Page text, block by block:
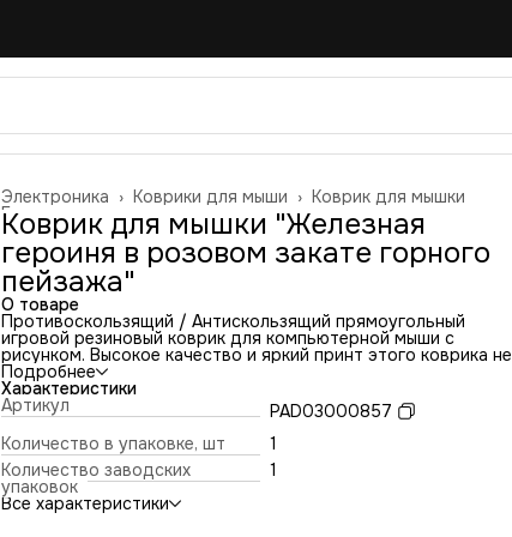
Коврик для мышки
Коврики для мыши ›
Электроника ›
Главная
Коврик для мышки "Железная
героиня в розовом закате горного
пейзажа"
О товаре
Противоскользящий / Антискользящий прямоугольный
игровой резиновый коврик для компьютерной мыши с
рисунком. Высокое качество и яркий принт этого коврика не
оставит никого равнодушным. Повышенная износостойкость
и лучшее соотношение цена/качество. Коврик подходит для
всех типов мышей: оптических и лазерных с любой
чувствительностью и любым типом сенсора. Гладкая
тканевая поверхность обеспечивает полный контроль над
движениями компьютерной мышки. Нескользящее основание
из чёрной вспененной резины. Не очень большой и не очень
маленький, идеального размера коврик, надёжно
фиксируется на любой поверхности. Не скользит по столу и
Подробнее
Характеристики
Артикул
PAD03000857
Количество в упаковке, шт
1
Количество заводских
упаковок
1
Все характеристики